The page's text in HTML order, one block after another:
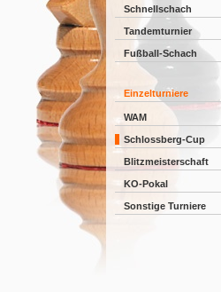
Schnellschach
Tandemturnier
Fußball-Schach
Einzelturniere
WAM
Schlossberg-Cup
Blitzmeisterschaft
KO-Pokal
Sonstige Turniere